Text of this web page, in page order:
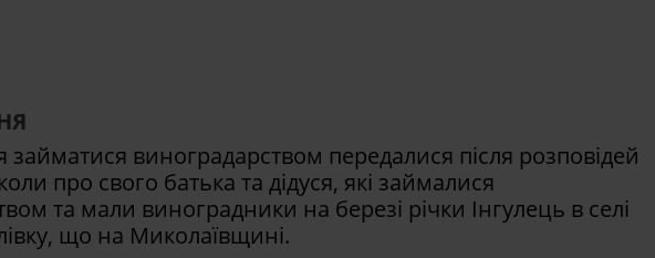
займатися виноградарством передалися після розповідей
про свого батька та дідуся, які займалися
та мали виноградники на березі річки Інгулець в селі
що на Миколаївщині.